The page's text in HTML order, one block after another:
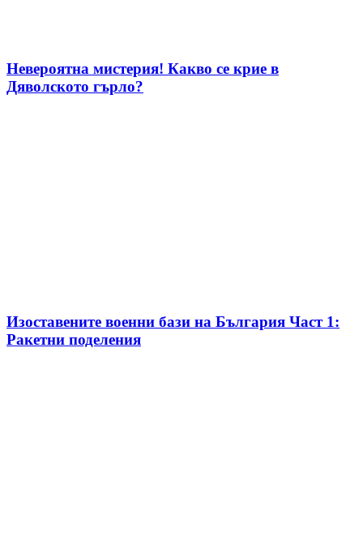
Невероятна мистерия! Какво се крие в
Дяволското гърло?
Изоставените военни бази на България Част 1:
Ракетни поделения